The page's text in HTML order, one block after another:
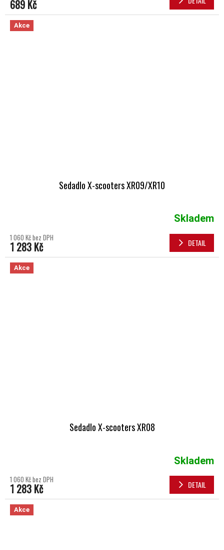
689 Kč
Akce
Sedadlo X-scooters XR09/XR10
Skladem
1 060 Kč bez DPH
1 283 Kč DETAIL
Akce
Sedadlo X-scooters XR08
Skladem
1 060 Kč bez DPH
1 283 Kč DETAIL
Akce